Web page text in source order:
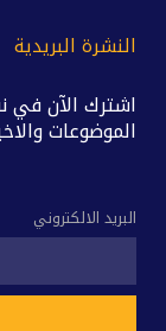
النشرة البريدية
اشترك الآن في
الموضوعات
البريد الالكتروني